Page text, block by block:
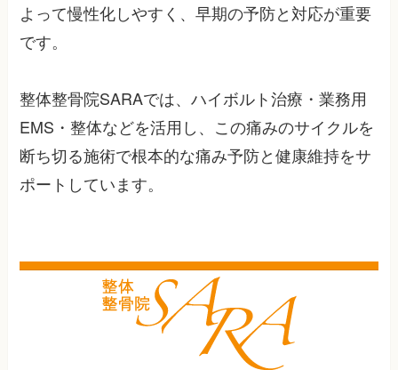
よって慢性化しやすく、早期の予防と対応が重要
です。
整体整骨院SARAでは、ハイボルト治療・業務用
EMS・整体などを活用し、この痛みのサイクルを
断ち切る施術で根本的な痛み予防と健康維持をサ
ポートしています。